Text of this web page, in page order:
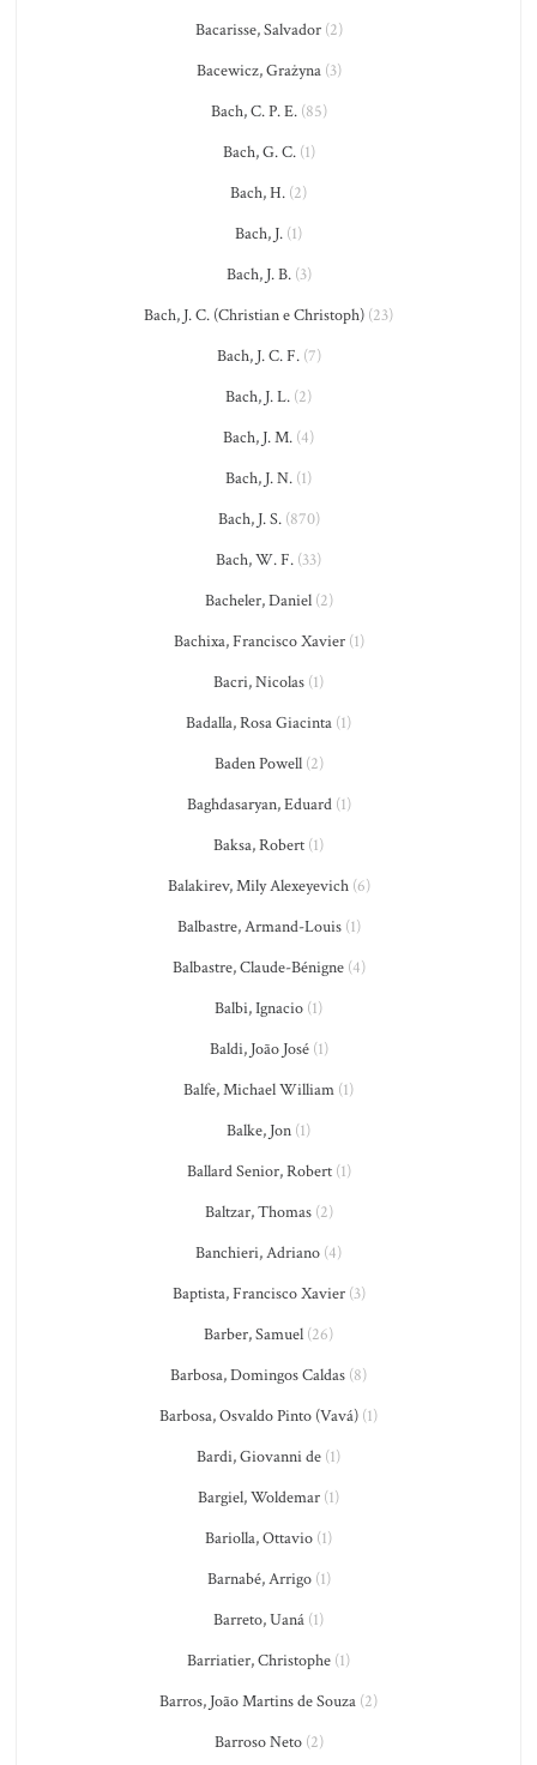
Bacarisse, Salvador(2)
Bacewicz, Grażyna(3)
Bach, C. P. E.(85)
Bach, G. C.(1)
Bach, H. (2)
Bach, J. (1)
Bach, J. B.(3)
Bach, J. C. (Christian e Christoph) (23)
Bach, J. C. F.(7)
Bach, J. L. (2)
Bach, J. M. (4)
Bach, J. N. (1)
Bach, J. S.(870)
Bach, W. F. (33)
Bacheler, Daniel(2)
Bachixa, Francisco Xavier(1)
Bacri, Nicolas (1)
Badalla, Rosa Giacinta (1)
Baden Powell(2)
Baghdasaryan, Eduard(1)
Baksa, Robert (1)
Balakirev, Mily Alexeyevich(6)
Balbastre, Armand-Louis(1)
Balbastre, Claude-Bénigne(4)
Balbi, Ignacio (1)
Baldi, João José(1)
Balfe, Michael William (1)
Balke, Jon (1)
Ballard Senior, Robert(1)
Baltzar, Thomas(2)
Banchieri, Adriano (4)
Baptista, Francisco Xavier(3)
Barber, Samuel (26)
Barbosa, Domingos Caldas (8)
Barbosa, Osvaldo Pinto (Vavá) (1)
Bardi, Giovanni de (1)
Bargiel, Woldemar (1)
Bariolla, Ottavio (1)
Barnabé, Arrigo(1)
Barreto, Uaná (1)
Barriatier, Christophe (1)
Barros, João Martins de Souza (2)
Barroso Neto(2)